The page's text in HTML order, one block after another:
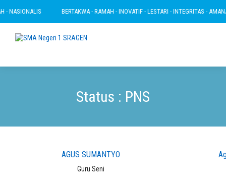
BERTAKWA - RAMAH - INOVATIF - LESTARI - INTEGRITAS - AMANAH -
Status : PNS
AGUS SUMANTYO
Guru Seni